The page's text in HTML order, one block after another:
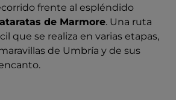
frente al espléndido
de Marmore. Una ruta
que se realiza en varias etapas,
de Umbría y de sus